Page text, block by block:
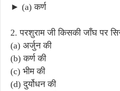
► (a) कर्ण
2. परशुराम जी किसकी जाँघ पर
(a) अर्जुन की
(b) कर्ण की
(c) भीम की
(d) दुर्योधन की